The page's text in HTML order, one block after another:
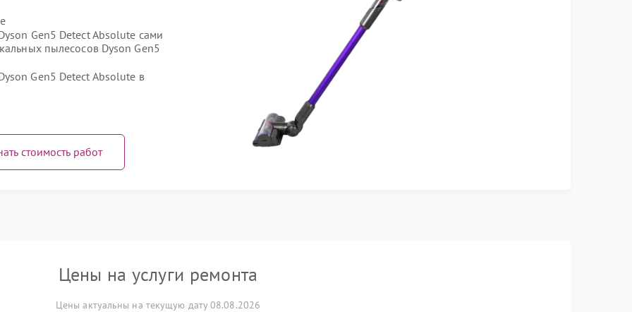
Gen5 Detect Absolute сами
пылесосов Dyson Gen5
Gen5 Detect Absolute в
стоимость работ
Цены на услуги ремонта
Цены актуальны на текущую дату 08.08.2026